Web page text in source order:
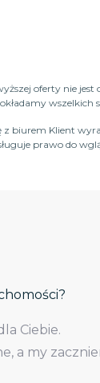
oferty nie
wszelkich
z biurem Klient
prawo do
Ciebie.
a my